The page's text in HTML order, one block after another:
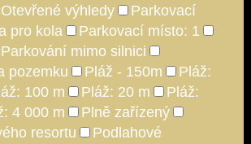
Otevřené výhledy
Parkovací
pro kola
Parkovací místo: 1
Parkování mimo silnici
pozemku
Pláž - 150m
Pláž:
100 m Pláž: 20 m
Pláž:
4 000 m
Plně zařízený
resortu
Podlahové